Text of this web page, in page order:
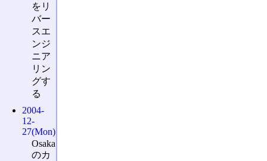
をリ
バー
スエ
ンジ
ニア
リン
グす
る
2004-
12-
27(Mon)
Osaka
のカ